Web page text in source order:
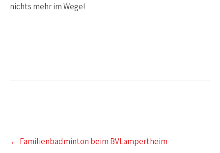
nichts mehr im Wege!
navigation
← Familienbadminton beim BVLampertheim